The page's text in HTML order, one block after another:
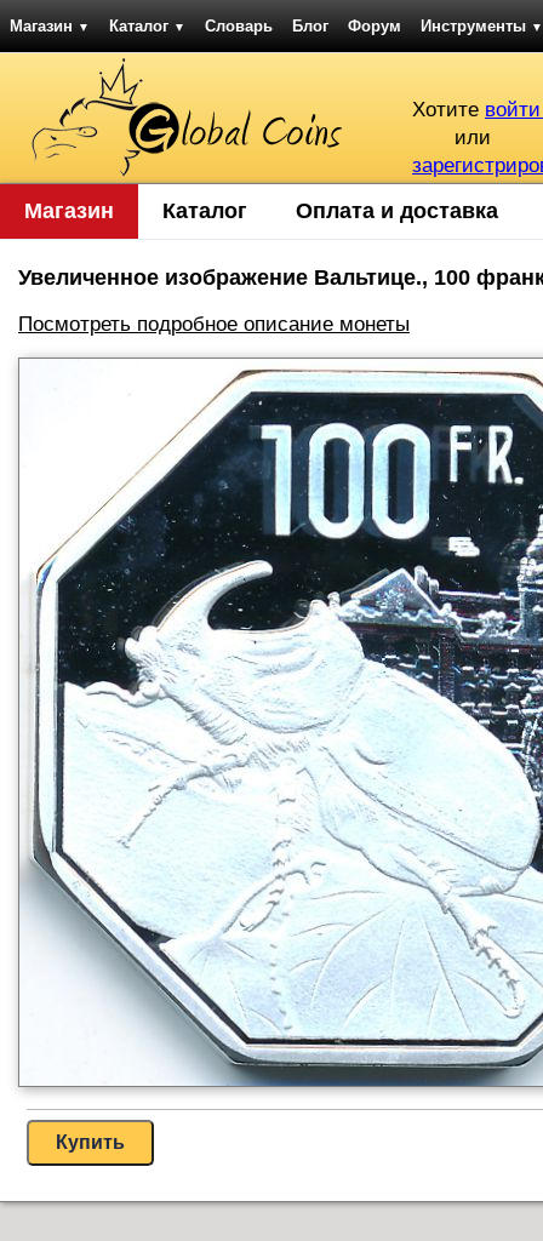
Магазин ▼ Каталог ▼ Словарь Блог Форум Инструменты ▼
Хотите
или
Магазин Каталог Оплата и доставка
Увеличенное изображение Вальтице., 100
Посмотреть подробное описание монеты